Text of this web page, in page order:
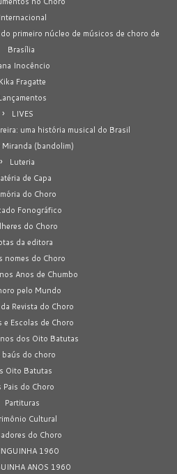
Internacional
primeiro núcleo de músicos de choro de
Brasília
Inocêncio
Kika Fragatte
LIVES
uma história musical do Brasil
Miranda (bandolim)
Luteria
de Capa
do Choro
Fonográfico
do Choro
da editora
nomes do Choro
Anos de Chumbo
pelo Mundo
Revista do Choro
e Escolas de Choro
dos Oito Batutas
baús do choro
Oito Batutas
Pais do Choro
Partituras
Cultural
do Choro
1960
ANOS 1960